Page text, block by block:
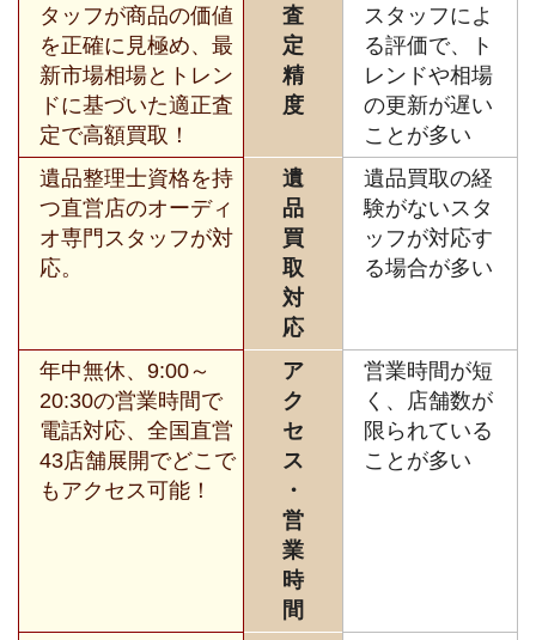
タッフが商品の価値
を正確に見極め、最
新市場相場とトレン
ドに基づいた適正査
定で高額買取！
査
定
精
度
スタッフによ
る評価で、ト
レンドや相場
の更新が遅い
ことが多い
遺品整理士資格を持
つ直営店のオーディ
オ専門スタッフが対
応。
遺
品
買
取
対
応
遺品買取の経
験がないスタ
ッフが対応す
る場合が多い
年中無休、9:00～
20:30の営業時間で
電話対応、全国直営
43店舗展開でどこで
もアクセス可能！
ア
ク
セ
ス
・
営
業
時
間
営業時間が短
く、店舗数が
限られている
ことが多い